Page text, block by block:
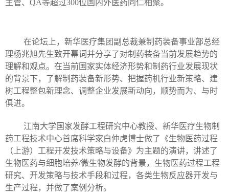
主管、 QA等超过300位国内外医药同仁相聚。
在论坛上，新华医疗集团副总裁兼制药装备事业部总经
理杨兆旭先生致开幕词并分享了对制药装备当前发展趋势的
理解和观点。在当前国家实体经济形势和制药行业发展现状
的背景下，了解制药装备新形势、把握药机行业新策略、建
树工程整包新理念、调整企业发展新动向，顺势而为、与时
俱进。
江南大学国家发酵工程研究中心教授、新华医疗生物制
药工程技术中心首席科学家白仲虎博士做了《生物医药过程
（上游）工程开发技术策略与设备》为主题的演讲，讲述了
生物医药与细胞培养/微生物发酵的背景，生物医药过程工程
研究、开发策略与技术手段和过程，各类生物反应器开发与
生产过程，并做了案例分析。